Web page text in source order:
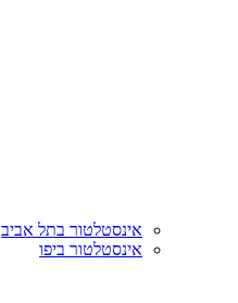
אינסטלטור בתל אביב
אינסטלטור ביפו